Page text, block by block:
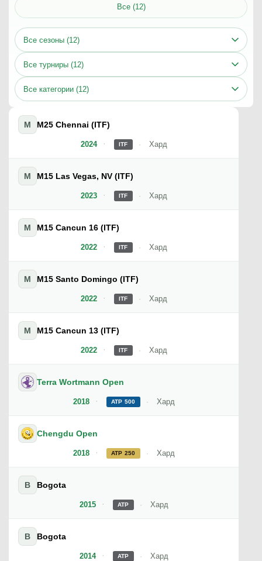
Все (12)
Все сезоны (12)
Все турниры (12)
Все категории (12)
2024
M M25 Chennai (ITF)
ITF Хард
2023
M M15 Las Vegas, NV (ITF)
ITF Хард
2022
M M15 Cancun 16 (ITF)
ITF Хард
2022
M M15 Santo Domingo (ITF)
ITF Хард
2022
M M15 Cancun 13 (ITF)
ITF Хард
2018
Terra Wortmann Open
ATP 500 Хард
2018
Chengdu Open
ATP 250 Хард
2015
B Bogota
ATP Хард
2014
B Bogota
ATP Хард